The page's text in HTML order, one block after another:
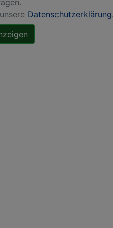
Datenschutzerklärung